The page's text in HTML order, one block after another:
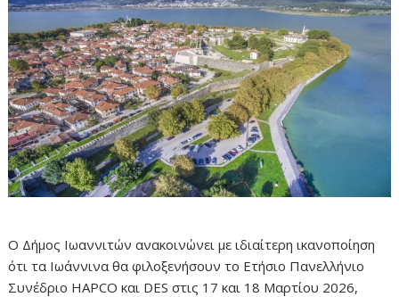
Ο Δήμος Ιωαννιτών ανακοινώνει με ιδιαίτερη ικανοποίηση
ότι τα Ιωάννινα θα φιλοξενήσουν το Ετήσιο Πανελλήνιο
Συνέδριο HAPCO και DES στις 17 και 18 Μαρτίου 2026,